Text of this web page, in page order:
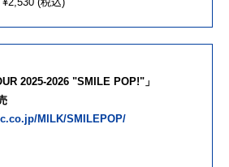
2025-2026 "SMILE POP!"」
MILK/SMILEPOP/